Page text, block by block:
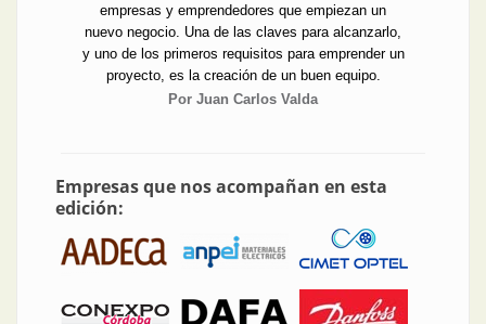
empresas y emprendedores que empiezan un
nuevo negocio. Una de las claves para alcanzarlo,
y uno de los primeros requisitos para emprender un
proyecto, es la creación de un buen equipo.
Por Juan Carlos Valda
Empresas que nos acompañan en esta
edición: